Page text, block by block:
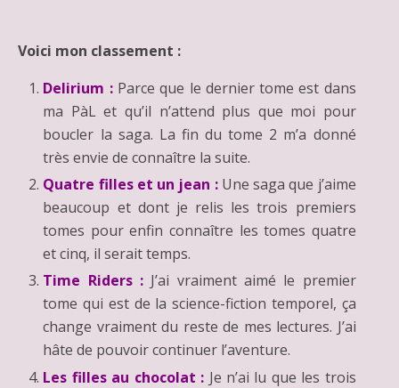
Voici mon classement :
Delirium :Parce que le dernier tome est dans
ma PàL et qu’il n’attend plus que moi pour
boucler la saga. La fin du tome 2 m’a donné
très envie de connaître la suite.
Quatre filles et un jean :Une saga que j’aime
beaucoup et dont je relis les trois premiers
tomes pour enfin connaître les tomes quatre
et cinq, il serait temps.
Time Riders : J’ai vraiment aimé le premier
tome qui est de la science-fiction temporel, ça
change vraiment du reste de mes lectures. J’ai
hâte de pouvoir continuer l’aventure.
Les filles au chocolat : Je n’ai lu que les trois